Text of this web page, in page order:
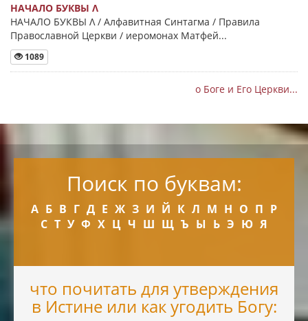
НАЧАЛО БУКВЫ Λ
НАЧАЛО БУКВЫ Λ / Алфавитная Синтагма / Правила
Православной Церкви / иеромонах Матфей...
1089
о Боге и Его Церкви...
Поиск по буквам:
А Б В Г Д Е Ж З И Й К Л М Н О П Р
С Т У Ф Х Ц Ч Ш Щ Ъ Ы Ь Э Ю Я
что почитать для утверждения
в Истине или как угодить Богу: